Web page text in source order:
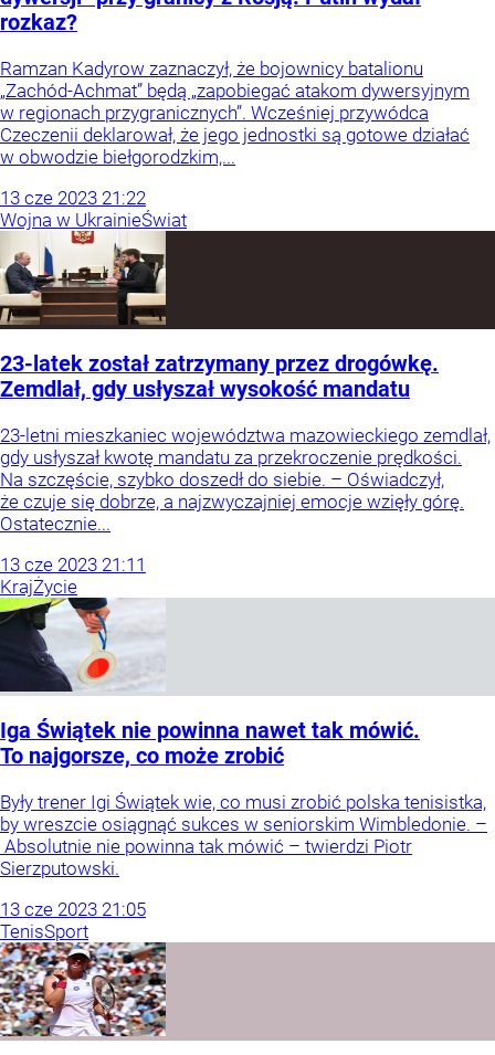
rozkaz?
Ramzan Kadyrow zaznaczył, że bojownicy batalionu
„Zachód-Achmat” będą „zapobiegać atakom dywersyjnym
w regionach przygranicznych”. Wcześniej przywódca
Czeczenii deklarował, że jego jednostki są gotowe działać
w obwodzie biełgorodzkim,...
13 cze 2023 21:22
Wojna w UkrainieŚwiat
23-latek został zatrzymany przez drogówkę.
Zemdlał, gdy usłyszał wysokość mandatu
23-letni mieszkaniec województwa mazowieckiego zemdlał,
gdy usłyszał kwotę mandatu za przekroczenie prędkości.
Na szczęście, szybko doszedł do siebie. – Oświadczył,
że czuje się dobrze, a najzwyczajniej emocje wzięły górę.
Ostatecznie...
13 cze 2023 21:11
KrajŻycie
Iga Świątek nie powinna nawet tak mówić.
To najgorsze, co może zrobić
Były trener Igi Świątek wie, co musi zrobić polska tenisistka,
by wreszcie osiągnąć sukces w seniorskim Wimbledonie. –
Absolutnie nie powinna tak mówić – twierdzi Piotr
Sierzputowski.
13 cze 2023 21:05
TenisSport